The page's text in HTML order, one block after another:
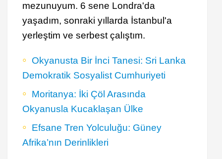
mezunuyum. 6 sene Londra'da
yaşadım, sonraki yıllarda İstanbul'a
yerleştim ve serbest çalıştım.
Okyanusta Bir İnci Tanesi: Sri Lanka
Demokratik Sosyalist Cumhuriyeti
Moritanya: İki Çöl Arasında
Okyanusla Kucaklaşan Ülke
Efsane Tren Yolculuğu: Güney
Afrika’nın Derinlikleri